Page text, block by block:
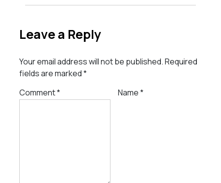
Leave a Reply
Your email address will not be published.Required
fields are marked*
Comment* Name*